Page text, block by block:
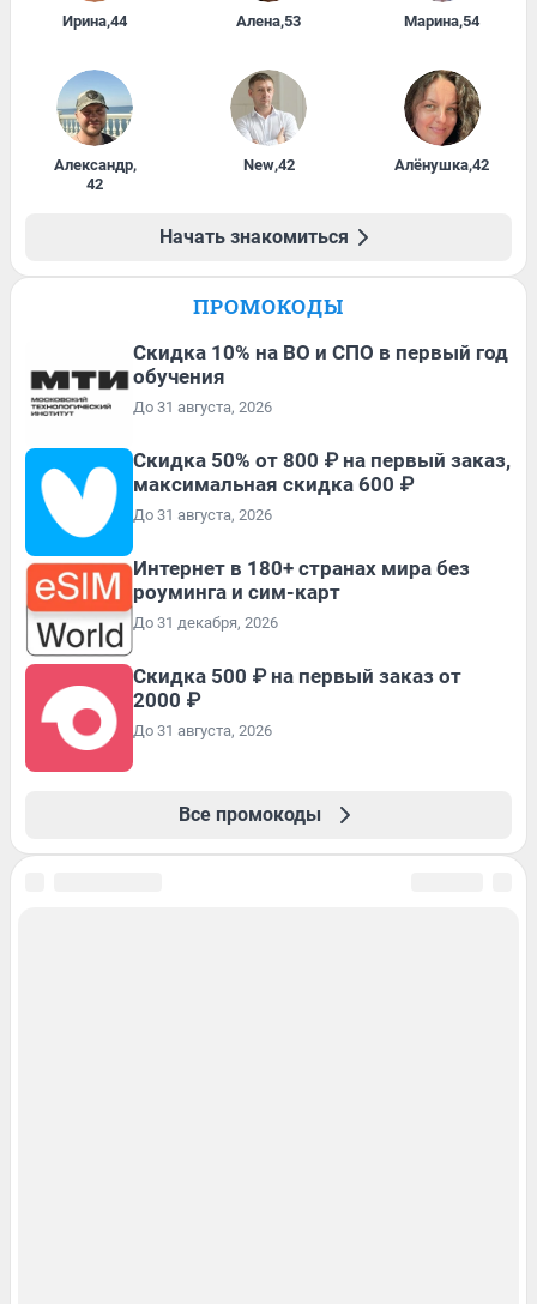
Ирина,44 Алена,53 Марина,54
Александр,
42
New,42 Алёнушка,42
Начать знакомиться
ПРОМОКОДЫ
Скидка 10% на ВО и СПО в первый год
обучения
До 31 августа, 2026
Скидка 50% от 800 ₽ на первый заказ,
максимальная скидка 600 ₽
До 31 августа, 2026
Интернет в 180+ странах мира без
роуминга и сим-карт
До 31 декабря, 2026
Скидка 500 ₽ на первый заказ от
2000 ₽
До 31 августа, 2026
Все промокоды